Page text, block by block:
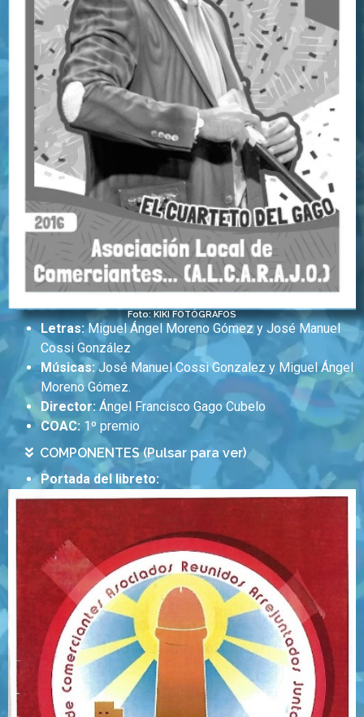
Foto: KIKI FOTÓGRAFOS
Letras:Miguel Ángel Moreno Gómez y José Manuel
Cossi González
Músicas:José Manuel Cossi Gonzalez y Miguel Ángel
Moreno Gómez.
Director: Ángel Francisco Gago Cubelo
COAC: 1º premio
COMPONENTES (Pulsar para ver)
Portada del libreto: